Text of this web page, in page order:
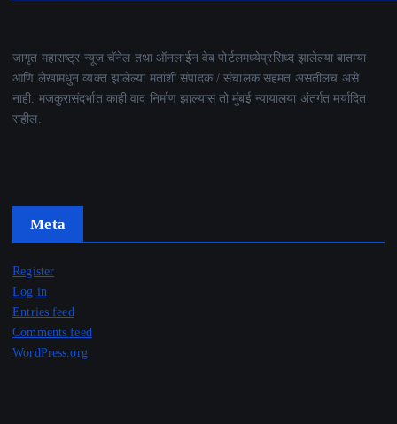
जागृत महाराष्ट्र न्यूज चॅनेल तथा ऑनलाईन वेब पोर्टलमध्येप्रसिध्द झालेल्या बातम्या
आणि लेखामधुन व्यक्त झालेल्या मतांशी संपादक / संचालक सहमत असतीलच असे
नाही. मजकुरासंदर्भात काही वाद निर्माण झाल्यास तो मुंबई न्यायालया अंतर्गत मर्यादित
राहील.
Meta
Register
Log in
Entries feed
Comments feed
WordPress.org